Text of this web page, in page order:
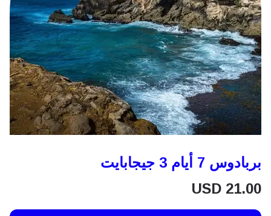
بربادوس 7 أيام 3 جيجابايت
USD 21.00